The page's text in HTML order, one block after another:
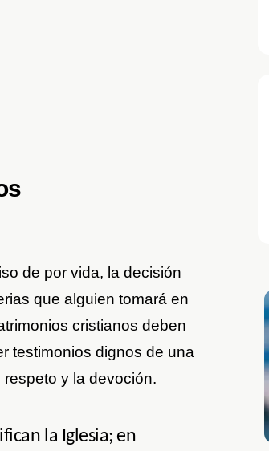
de por vida, la decisión
que alguien tomará en
cristianos deben
testimonios dignos de una
y la devoción.
la Iglesia; en